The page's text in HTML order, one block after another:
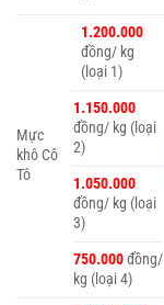
Mực
khô Cô
Tô
1.200.000
đồng/ kg
(loại 1)
1.150.000
đồng/ kg (loại
2)
1.050.000
đồng/ kg (loại
3)
750.000đồng/
kg (loại 4)